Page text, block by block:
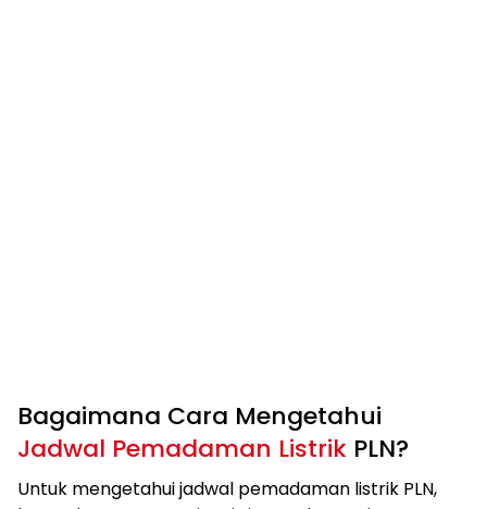
Bagaimana Cara Mengetahui
Jadwal Pemadaman Listrik PLN?
Untuk mengetahui jadwal pemadaman listrik PLN,